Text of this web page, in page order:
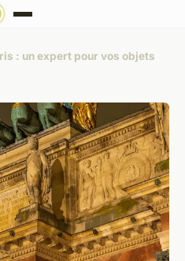
: un expert pour vos objets